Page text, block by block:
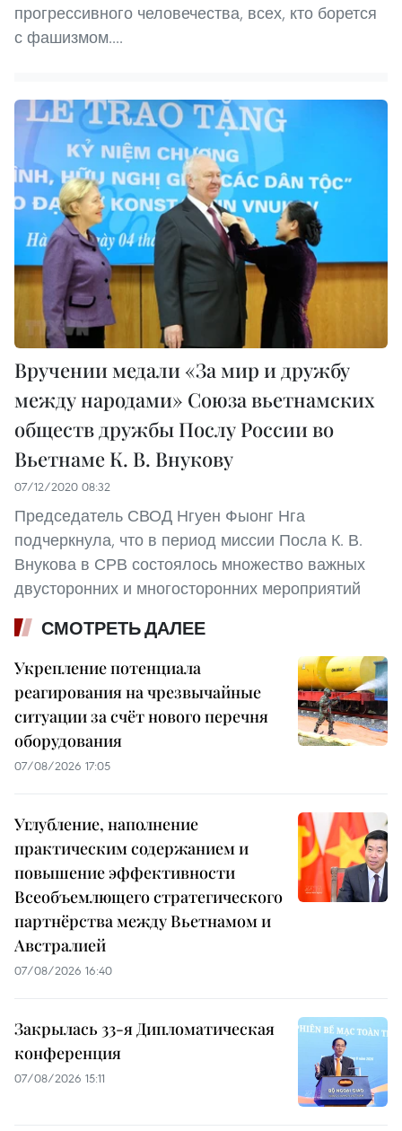
прогрессивного человечества, всех, кто борется
с фашизмом....
Вручении медали «За мир и дружбу
между народами» Союза вьетнамских
обществ дружбы Послу России во
Вьетнаме К. В. Внукову
07/12/2020 08:32
Председатель СВОД Нгуен Фыонг Нга
подчеркнула, что в период миссии Посла К. В.
Внукова в СРВ состоялось множество важных
двусторонних и многосторонних мероприятий
СМОТРЕТЬ ДАЛЕЕ
Укрепление потенциала
реагирования на чрезвычайные
ситуации за счёт нового перечня
оборудования
07/08/2026 17:05
Углубление, наполнение
практическим содержанием и
повышение эффективности
Всеобъемлющего стратегического
партнёрства между Вьетнамом и
Австралией
07/08/2026 16:40
Закрылась 33-я Дипломатическая
конференция
07/08/2026 15:11